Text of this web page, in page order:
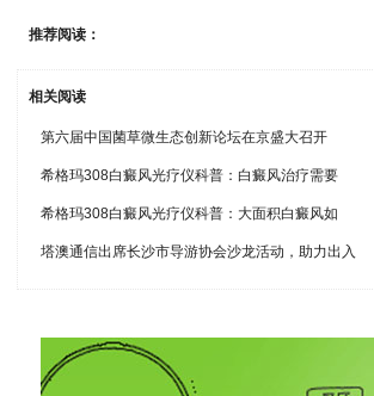
推荐阅读：
相关阅读
第六届中国菌草微生态创新论坛在京盛大召开
希格玛308白癜风光疗仪科普：白癜风治疗需要
希格玛308白癜风光疗仪科普：大面积白癜风如
塔澳通信出席长沙市导游协会沙龙活动，助力出入